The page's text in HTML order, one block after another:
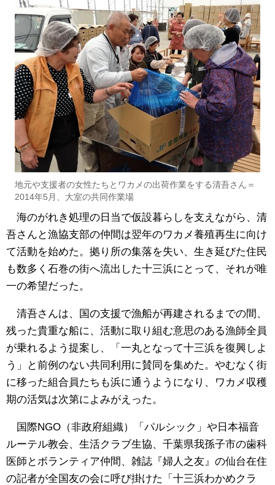
地元や支援者の女性たちとワカメの出荷作業をする清吾さん＝
2014年5月、大室の共同作業場
海のがれき処理の日当で仮設暮らしを支えながら、清
吾さんと漁協支部の仲間は翌年のワカメ養殖再生に向け
て活動を始めた。拠り所の集落を失い、生き延びた住民
も数多く石巻の街へ流出した十三浜にとって、それが唯
一の希望だった。
清吾さんは、国の支援で漁船が再建されるまでの間、
残った貴重な船に、活動に取り組む意思のある漁師全員
が乗れるよう提案し、「一丸となって十三浜を復興しよ
う」と前例のない共同利用に賛同を集めた。やむなく街
に移った組合員たちも浜に通うようになり、ワカメ収穫
期の活気は次第によみがえった。
国際NGO（非政府組織）「パルシック」や日本福音
ルーテル教会、生活クラブ生協、千葉県我孫子市の歯科
医師とボランティア仲間、雑誌『婦人之友』の仙台在住
の記者が全国友の会に呼び掛けた「十三浜わかめクラ